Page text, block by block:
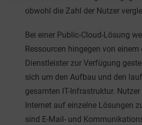
obwohl die Zahl der Nutzer
Bei einer Public-Cloud-Lösung
Ressourcen hingegen von einem
Dienstleister zur Verfügung
sich um den Aufbau und den
gesamten IT-Infrastruktur.
Internet auf einzelne Lösungen
sind E-Mail- und